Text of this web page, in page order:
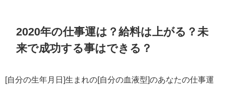
2020年の仕事運は？給料は上がる？未
来で成功する事はできる？
[自分の生年月日]生まれの[自分の血液型]のあなたの仕事運